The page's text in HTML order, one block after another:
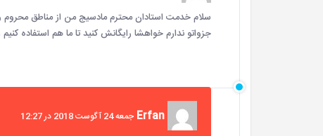
سلام خدمت استادان محترم مادسیج من از مناطق محروم و
جزواتو ندارم خواهشا رایگانش کنید تا ما هم استفاده
Erfan جمعه 24 آگوست 2018 در 12:27